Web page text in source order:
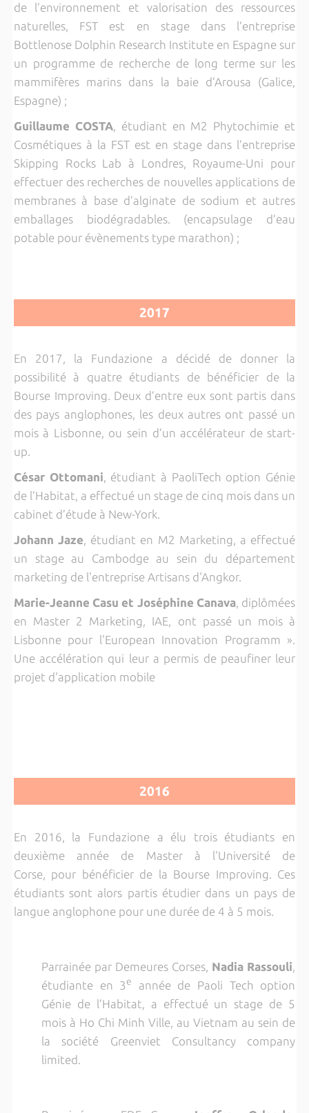
de l’environnement et valorisation des ressources
naturelles, FST est en stage dans l’entreprise
Bottlenose Dolphin Research Institute en Espagne sur
un programme de recherche de long terme sur les
mammifères marins dans la baie d’Arousa (Galice,
Espagne) ;
Guillaume COSTA, étudiant en M2 Phytochimie et
Cosmétiques à la FST est en stage dans l’entreprise
Skipping Rocks Lab à Londres, Royaume-Uni pour
effectuer des recherches de nouvelles applications de
membranes à base d’alginate de sodium et autres
emballages biodégradables. (encapsulage d’eau
potable pour évènements type marathon) ;
2017
En 2017, la Fundazione a décidé de donner la
possibilité à quatre étudiants de bénéficier de la
Bourse Improving. Deux d’entre eux sont partis dans
des pays anglophones, les deux autres ont passé un
mois à Lisbonne, ou sein d’un accélérateur de start-
up.
César Ottomani, étudiant à PaoliTech option Génie
de l’Habitat, a effectué un stage de cinq mois dans un
cabinet d’étude à New-York.
Johann Jaze, étudiant en M2 Marketing, a effectué
un stage au Cambodge au sein du département
marketing de l'entreprise Artisans d'Angkor.
Marie-Jeanne Casu et Joséphine Canava, diplômées
en Master 2 Marketing, IAE, ont passé un mois à
Lisbonne pour l'European Innovation Programm ».
Une accélération qui leur a permis de peaufiner leur
projet d'application mobile
2016
En 2016, la Fundazione a élu trois étudiants en
deuxième année de Master à l'Université de
Corse, pour bénéficier de la Bourse Improving. Ces
étudiants sont alors partis étudier dans un pays de
langue anglophone pour une durée de 4 à 5 mois.
Parrainée par Demeures Corses, Nadia Rassouli,
étudiante en 3e
année de Paoli Tech option
Génie de l’Habitat, a effectué un stage de 5
mois à Ho Chi Minh Ville, au Vietnam au sein de
la société Greenviet Consultancy company
limited.